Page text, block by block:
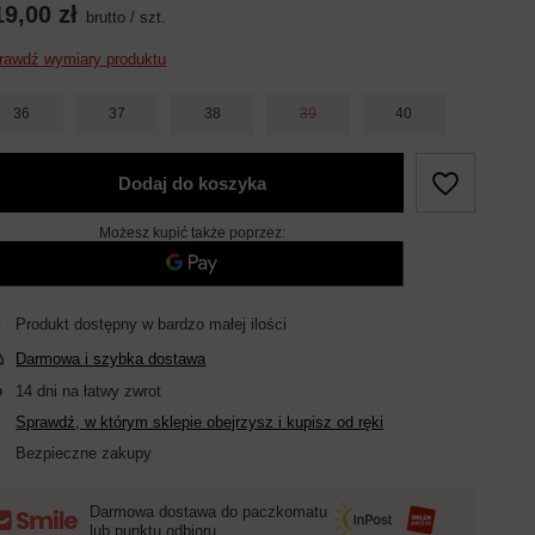
zł brutto /szt.
wymiary produktu
36 37 38 39 40
Dodaj do koszyka
Możesz kupić także poprzez:
Produkt dostępny w bardzo małej ilości
Darmowa i szybka dostawa
14 dni na łatwy zwrot
Sprawdź, w którym sklepie obejrzysz i kupisz od ręki
Bezpieczne zakupy
Darmowa dostawa do paczkomatu
lub punktu odbioru